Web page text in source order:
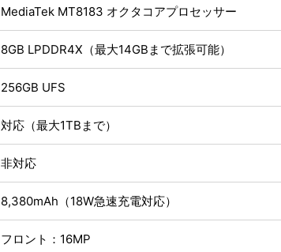
MediaTek MT8183 オクタコアプロセッサー
8GB LPDDR4X（最大14GBまで拡張可能）
256GB UFS
対応（最大1TBまで）
非対応
8,380mAh（18W急速充電対応）
フロント：16MP